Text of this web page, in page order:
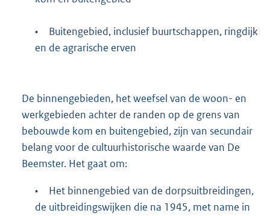
•
Buitengebied, inclusief buurtschappen, ringdijk
en de agrarische erven
De binnengebieden, het weefsel van de woon- en
werkgebieden achter de randen op de grens van
bebouwde kom en buitengebied, zijn van secundair
belang voor de cultuurhistorische waarde van De
Beemster. Het gaat om:
•
Het binnengebied van de dorpsuitbreidingen,
de uitbreidingswijken die na 1945, met name in